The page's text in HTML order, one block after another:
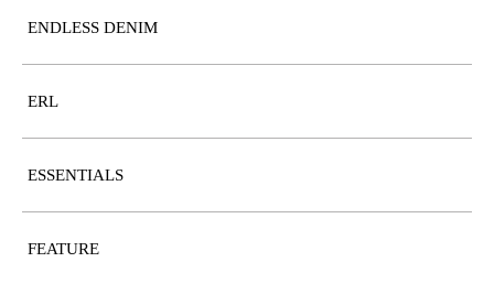
ENDLESS DENIM
ERL
ESSENTIALS
FEATURE